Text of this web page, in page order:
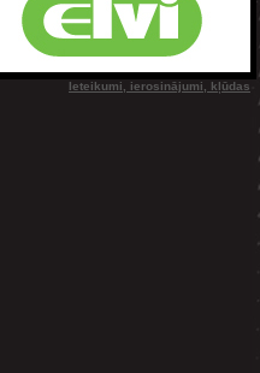
Ieteikumi, ierosinājumi, kļūdas